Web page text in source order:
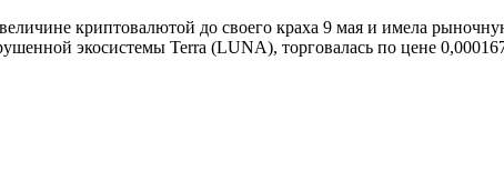
криптовалютой до своего краха 9 мая и имела
экосистемы Terra (LUNA), торговалась по цене